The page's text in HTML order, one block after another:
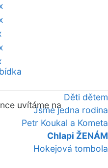
Děti dětem
Jsme jedna rodina
Petr Koukal a Kometa
Chlapi ŽENÁM
Hokejová tombola
uvítáme na